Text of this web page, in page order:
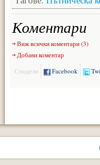
Коментари
Виж всички коментари (3)
Добави коментар
Сподели
Facebook